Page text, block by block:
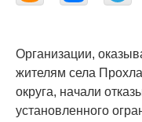
Организации,
жителям села
округа, начали
установленного